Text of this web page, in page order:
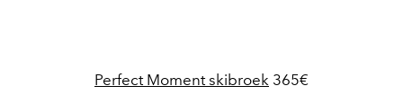
Perfect Moment skibroek 365€